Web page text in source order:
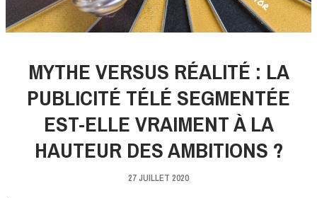
MYTHE VERSUS RÉALITÉ : LA
PUBLICITÉ TÉLÉ SEGMENTÉE
EST-ELLE VRAIMENT À LA
HAUTEUR DES AMBITIONS ?
27 JUILLET 2020